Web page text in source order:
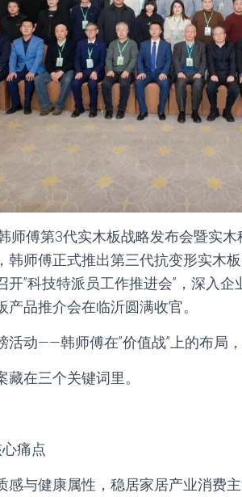
师傅第3代实木板战略发布会暨实
韩师傅正式推出第三代抗变形实木
开”科技特派员工作推进会”，深入
品推介会在临沂圆满收官。
活动——韩师傅在”价值战”上的布局
在三个关键词里。
痛点
感与健康属性，稳居家居产业消费